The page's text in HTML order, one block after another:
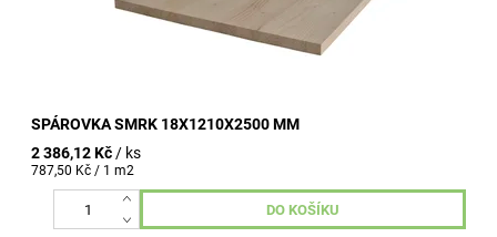
SPÁROVKA SMRK 18X1210X2500 MM
2 386,12 Kč / ks
787,50 Kč / 1 m2